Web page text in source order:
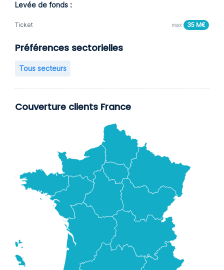
Levée de fonds :
Ticket max 35 M€
Préférences sectorielles
Tous secteurs
Couverture clients France